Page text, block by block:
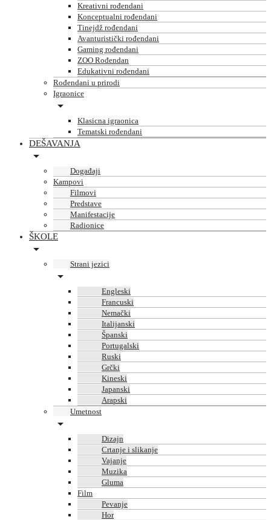
Kreativni rođendani
Konceptualni rođendani
Tinejdž rođendani
Avanturistički rođendani
Gaming rođendani
ZOO Rođendan
Edukativni rođendani
Rođendani u prirodi
Igraonice
Klasicna igraonica
Tematski rođendani
DEŠAVANJA
Događaji
Kampovi
Filmovi
Predstave
Manifestacije
Radionice
ŠKOLE
Strani jezici
Engleski
Francuski
Nemački
Italijanski
Španski
Portugalski
Ruski
Grčki
Kineski
Japanski
Arapski
Umetnost
Dizajn
Crtanje i slikanje
Vajanje
Muzika
Gluma
Film
Pevanje
Hor